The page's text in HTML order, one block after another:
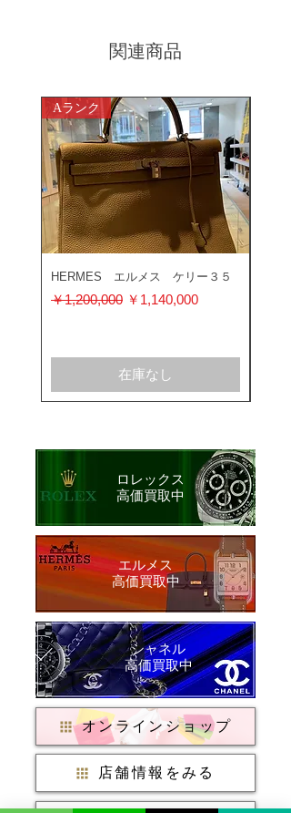
関連商品
Aランク
HERMES エルメス ケリー３５
通常価格
￥1,200,000 セール価格
￥1,140,000
在庫なし
ロレックス
​高価買取中
​エルメス
​高価買取中
シャネル
​高価買取中
オンラインショップ
店舗情報をみる